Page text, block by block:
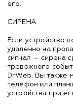
его.
СИРЕНА
Если устройство
удаленно на
сигнал — сирена
тревожного
Dr.Web. Вы также
телефон или
устройства при